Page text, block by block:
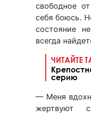
свободное
себя боюсь.
состояние
всегда
ЧИТАЙТЕ
серию
— Меня
жертвуют